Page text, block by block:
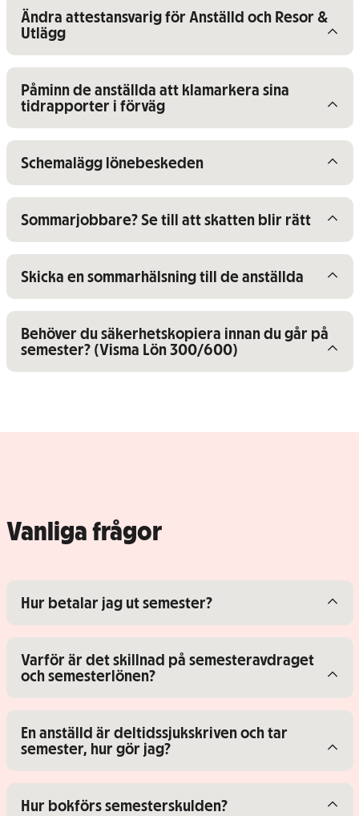
Visa/dölj innehåll för
Ändra attestansvarig för Anställd och Resor &
Utlägg
Visa/dölj innehåll för
Påminn de anställda att klamarkera sina
tidrapporter i förväg
Visa/dölj innehåll för
Schemalägg lönebeskeden
Visa/dölj innehåll för
Sommarjobbare? Se till att skatten blir rätt
Visa/dölj innehåll för
Skicka en sommarhälsning till de anställda
Visa/dölj innehåll för
Behöver du säkerhetskopiera innan du går på
semester? (Visma Lön 300/600)
Vanliga frågor
Visa/dölj innehåll för
Hur betalar jag ut semester?
Visa/dölj innehåll för
Varför är det skillnad på semesteravdraget
och semesterlönen?
Visa/dölj innehåll för
En anställd är deltidssjukskriven och tar
semester, hur gör jag?
Visa/dölj innehåll för
Hur bokförs semesterskulden?